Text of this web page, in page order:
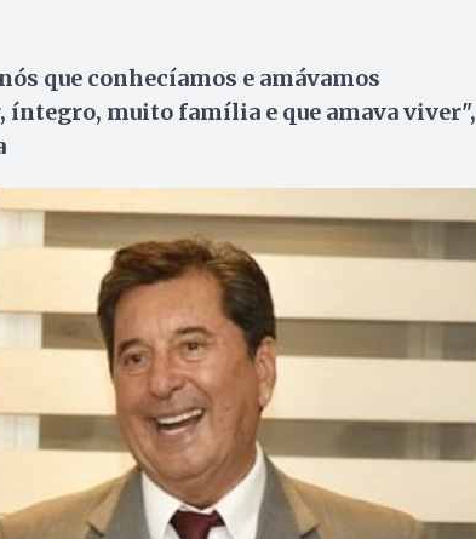
que conhecíamos e amávamos
muito família e que amava viver",